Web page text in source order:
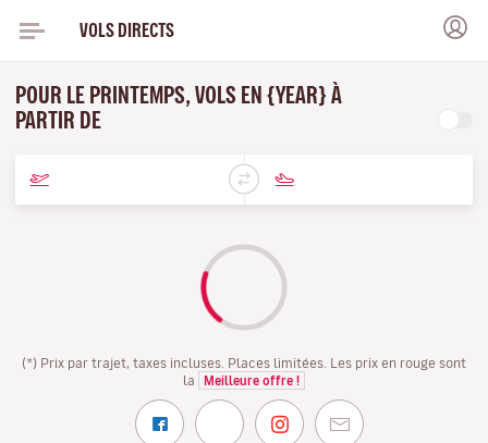
VOLS DIRECTS
POUR LE PRINTEMPS, VOLS EN {YEAR} À
PARTIR DE
(*) Prix par trajet, taxes incluses. Places limitées. Les prix en rouge sont
la
Meilleure offre !